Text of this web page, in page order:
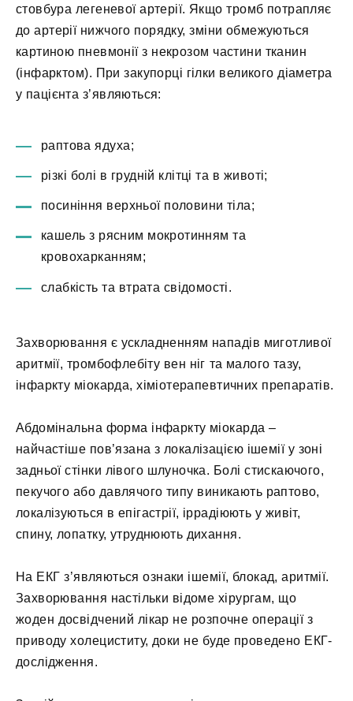
стовбура легеневої артерії. Якщо тромб потрапляє
до артерії нижчого порядку, зміни обмежуються
картиною пневмонії з некрозом частини тканин
(інфарктом). При закупорці гілки великого діаметра
у пацієнта з’являються:
раптова ядуха;
різкі болі в грудній клітці та в животі;
посиніння верхньої половини тіла;
кашель з рясним мокротинням та
кровохарканням;
слабкість та втрата свідомості.
Захворювання є ускладненням нападів миготливої
аритмії, тромбофлебіту вен ніг та малого тазу,
інфаркту міокарда, хіміотерапевтичних препаратів.
Абдомінальна форма інфаркту міокарда –
найчастіше пов’язана з локалізацією ішемії у зоні
задньої стінки лівого шлуночка. Болі стискаючого,
пекучого або давлячого типу виникають раптово,
локалізуються в епігастрії, іррадіюють у живіт,
спину, лопатку, утруднюють дихання.
На ЕКГ з’являються ознаки ішемії, блокад, аритмії.
Захворювання настільки відоме хірургам, що
жоден досвідчений лікар не розпочне операції з
приводу холециститу, доки не буде проведено ЕКГ-
дослідження.